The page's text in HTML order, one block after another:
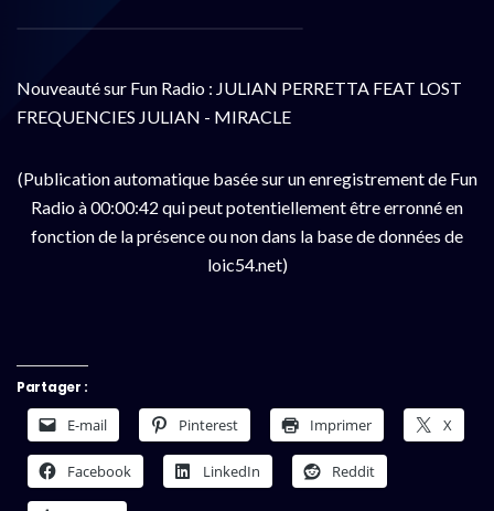
Nouveauté sur Fun Radio : JULIAN PERRETTA FEAT LOST
FREQUENCIES JULIAN - MIRACLE
(Publication automatique basée sur un enregistrement de Fun
Radio à 00:00:42 qui peut potentiellement être erronné en
fonction de la présence ou non dans la base de données de
loic54.net)
Partager :
E-mail Pinterest Imprimer X
Facebook LinkedIn Reddit